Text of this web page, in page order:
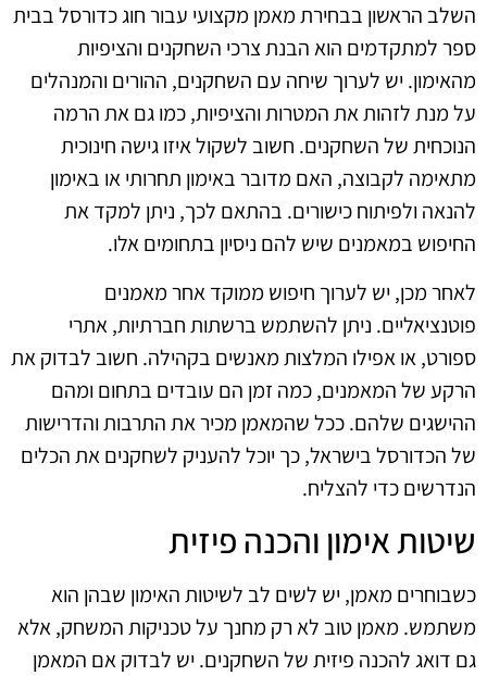
השלב הראשון בבחירת מאמן מקצועי עבור חוג כדורסל בבית
ספר למתקדמים הוא הבנת צרכי השחקנים והציפיות
מהאימון. יש לערוך שיחה עם השחקנים, ההורים והמנהלים
על מנת לזהות את המטרות והציפיות, כמו גם את הרמה
הנוכחית של השחקנים. חשוב לשקול איזו גישה חינוכית
מתאימה לקבוצה, האם מדובר באימון תחרותי או באימון
להנאה ולפיתוח כישורים. בהתאם לכך, ניתן למקד את
החיפוש במאמנים שיש להם ניסיון בתחומים אלו.
לאחר מכן, יש לערוך חיפוש ממוקד אחר מאמנים
פוטנציאליים. ניתן להשתמש ברשתות חברתיות, אתרי
ספורט, או אפילו המלצות מאנשים בקהילה. חשוב לבדוק את
הרקע של המאמנים, כמה זמן הם עובדים בתחום ומהם
ההישגים שלהם. ככל שהמאמן מכיר את התרבות והדרישות
של הכדורסל בישראל, כך יוכל להעניק לשחקנים את הכלים
הנדרשים כדי להצליח.
שיטות אימון והכנה פיזית
כשבוחרים מאמן, יש לשים לב לשיטות האימון שבהן הוא
משתמש. מאמן טוב לא רק מחנך על טכניקות המשחק, אלא
גם דואג להכנה פיזית של השחקנים. יש לבדוק אם המאמן